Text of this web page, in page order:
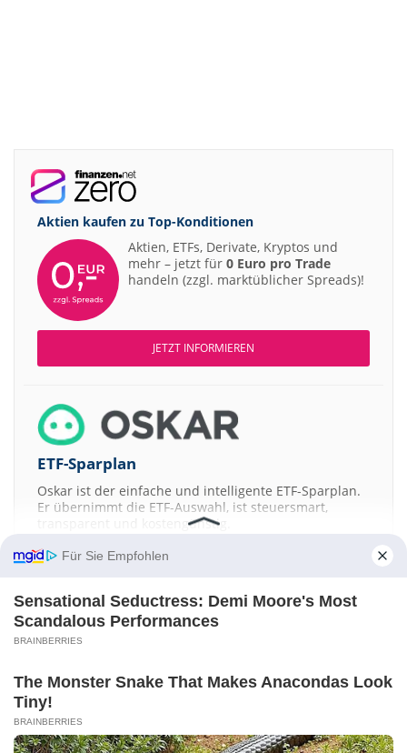
Aktien kaufen zu Top-Konditionen
Aktien, ETFs, Derivate, Kryptos und
mehr – jetzt für 0 Euro pro Trade
handeln (zzgl. marktüblicher Spreads)!
JETZT INFORMIEREN
ETF-Sparplan
Oskar ist der einfache und intelligente ETF-Sparplan.
Er übernimmt die ETF-Auswahl, ist steuersmart,
transparent und kostengünstig.
JETZT MEHR ERFAHREN
S&P 500
Kontakt
Sitemap-Datenschutz-Disclaimer-AGB-Privatsphäre-Einstellungen
Für Sie Empfohlen
Sensational Seductress: Demi Moore's Most
Scandalous Performances
BRAINBERRIES
The Monster Snake That Makes Anacondas Look
Tiny!
BRAINBERRIES